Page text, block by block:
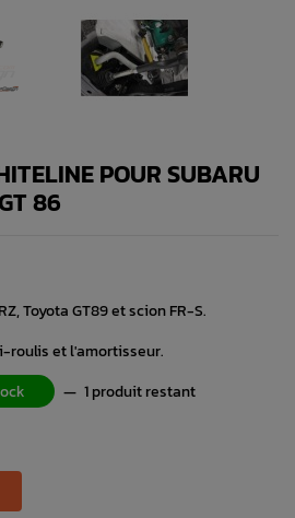
POUR SUBARU
86
Toyota GT89 et scion FR-S.
roulis et l'amortisseur.
— 1 produit restant